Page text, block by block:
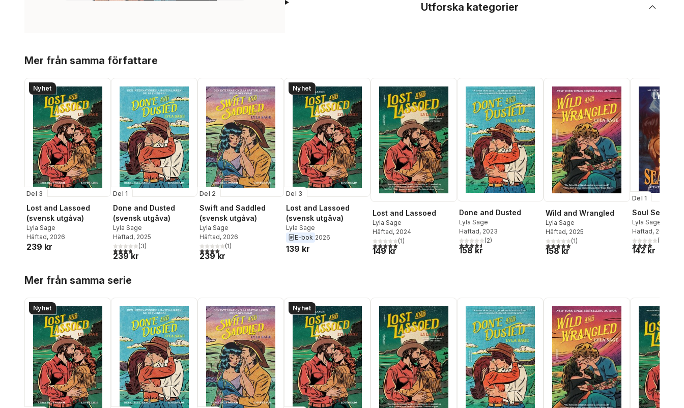
Utforska kategorier
Mer från samma författare
Nyhet
Del 3
Lost and Lassoed
(svensk utgåva)
Lyla Sage
Häftad, 2026
239 kr
Del 1
Done and Dusted
(svensk utgåva)
Lyla Sage
Häftad, 2025
3,7utav 5 stjärnor. Totalt antal röster:
(3)
239 kr
Del 2
Swift and Saddled
(svensk utgåva)
Lyla Sage
Häftad, 2026
4,0utav 5 stjärnor. Totalt antal röster:
(1)
239 kr
Nyhet
Del 3
Lost and Lassoed
(svensk utgåva)
Lyla Sage
E-bok 2026
139 kr
Lost and Lassoed
Lyla Sage
Häftad, 2024
5,0utav 5 stjärnor. Totalt antal röster:
(1)
149 kr
Done and Dusted
Lyla Sage
Häftad, 2023
4,5utav 5 stjärnor. Totalt antal röster:
(2)
158 kr
Wild and Wrangled
Lyla Sage
Häftad, 2025
5,0utav 5 stjärnor. Totalt antal röster:
(1)
158 kr
Del 1
Soul
Lyla Sage
Häftad, 2025
4,0utav 5(
142 kr
Mer från samma serie
Nyhet Nyhet